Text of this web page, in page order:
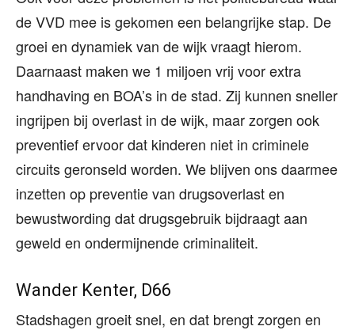
de VVD mee is gekomen een belangrijke stap. De
groei en dynamiek van de wijk vraagt hierom.
Daarnaast maken we 1 miljoen vrij voor extra
handhaving en BOA’s in de stad. Zij kunnen sneller
ingrijpen bij overlast in de wijk, maar zorgen ook
preventief ervoor dat kinderen niet in criminele
circuits geronseld worden. We blijven ons daarmee
inzetten op preventie van drugsoverlast en
bewustwording dat drugsgebruik bijdraagt aan
geweld en ondermijnende criminaliteit.
Wander Kenter, D66
Stadshagen groeit snel, en dat brengt zorgen en